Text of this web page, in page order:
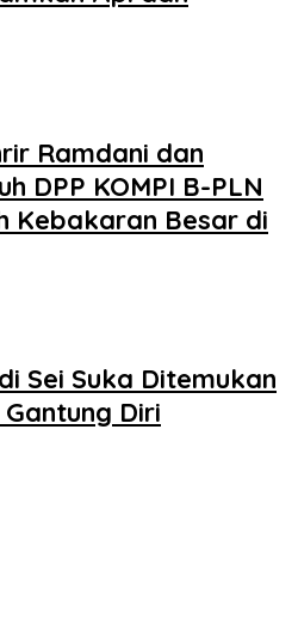
Ramdani dan
DPP KOMPI B-PLN
Kebakaran Besar di
Sei Suka Ditemukan
Diri